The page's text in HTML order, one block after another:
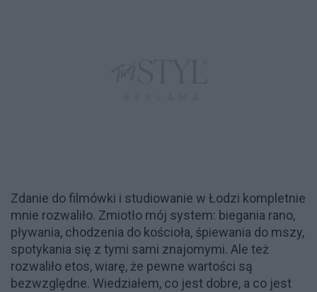
Zdanie do filmówki i studiowanie w Łodzi kompletnie
mnie rozwaliło. Zmiotło mój system: biegania rano,
pływania, chodzenia do kościoła, śpiewania do mszy,
spotykania się z tymi sami znajomymi. Ale też
rozwaliło etos, wiarę, że pewne wartości są
bezwzględne. Wiedziałem, co jest dobre, a co jest